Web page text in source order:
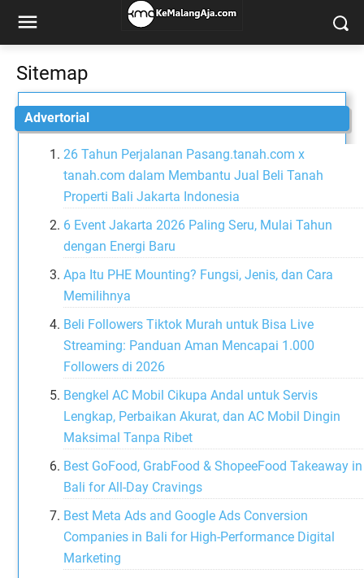
Sitemap
Advertorial
26 Tahun Perjalanan Pasang.tanah.com x
tanah.com dalam Membantu Jual Beli Tanah
Properti Bali Jakarta Indonesia
6 Event Jakarta 2026 Paling Seru, Mulai Tahun
dengan Energi Baru
Apa Itu PHE Mounting? Fungsi, Jenis, dan Cara
Memilihnya
Beli Followers Tiktok Murah untuk Bisa Live
Streaming: Panduan Aman Mencapai 1.000
Followers di 2026
Bengkel AC Mobil Cikupa Andal untuk Servis
Lengkap, Perbaikan Akurat, dan AC Mobil Dingin
Maksimal Tanpa Ribet
Best GoFood, GrabFood & ShopeeFood Takeaway in
Bali for All-Day Cravings
Best Meta Ads and Google Ads Conversion
Companies in Bali for High-Performance Digital
Marketing